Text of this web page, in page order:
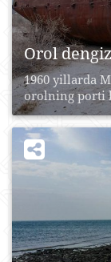
Orol
1960 yillarda
orolning porti